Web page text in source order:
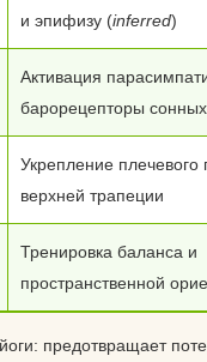
и эпифизу (inferred)
Активация
барорецепторы
Укрепление плечевого
верхней трапеции
Тренировка баланса и
пространственной
предотвращает